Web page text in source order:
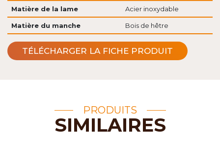
Matière de la lame Acier inoxydable
Matière du manche Bois de hêtre
TÉLÉCHARGER LA FICHE PRODUIT
PRODUITS
SIMILAIRES